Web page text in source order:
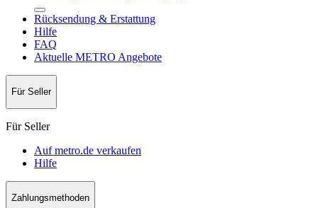
Rücksendung & Erstattung
Hilfe
FAQ
Aktuelle METRO Angebote
Für Seller
Für Seller
Auf metro.de verkaufen
Hilfe
Zahlungsmethoden